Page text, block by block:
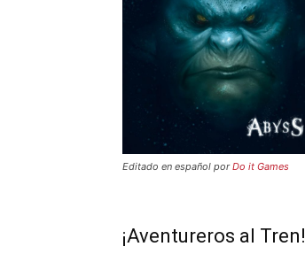
Editado en español porDo it Games
¡Aventureros al Tren!